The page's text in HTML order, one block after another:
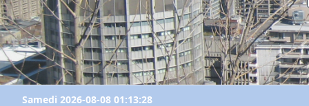
Samedi 2026-08-08 01:13:28